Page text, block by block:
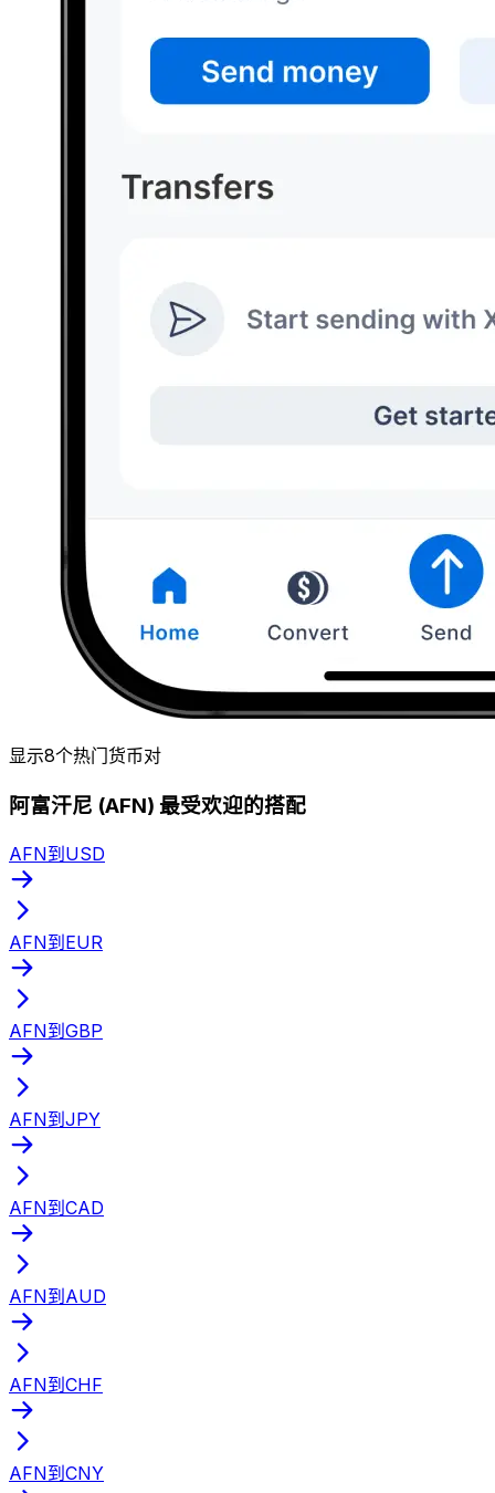
显示8个热门货币对
阿富汗尼 (AFN) 最受欢迎的搭配
AFN到USD
AFN到EUR
AFN到GBP
AFN到JPY
AFN到CAD
AFN到AUD
AFN到CHF
AFN到CNY